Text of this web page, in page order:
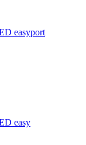
easyport
easy